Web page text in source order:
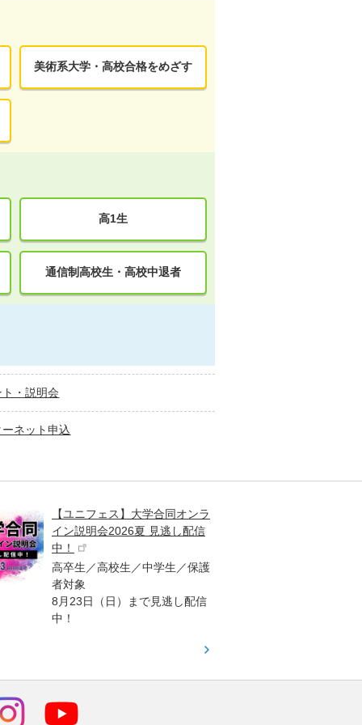
美術系大学・高校合格をめざす
高1生
通信制高校生・高校中退者
ト・説明会
ーネット申込
【ユニフェス】大学合同オンラ
イン説明会2026夏 見逃し配信
中！
高卒生／高校生／中学生／保護
者対象
8月23日（日）まで見逃し配信
中！